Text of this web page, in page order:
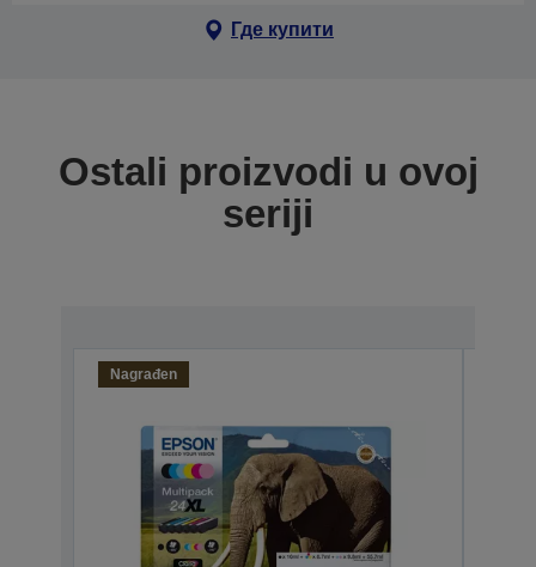
Где купити
Ostali proizvodi u ovoj
seriji
Nagrađen